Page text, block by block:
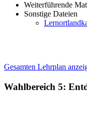
Weiterführende
Sonstige Dateien
Gesamten Lehrplan
Wahlbereich 5: